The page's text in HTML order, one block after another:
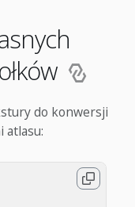
do konwersji
atlasu: